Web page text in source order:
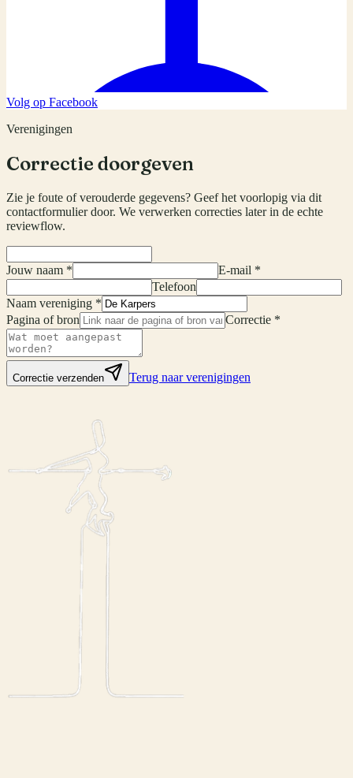
Volg op Facebook
Verenigingen
Correctie doorgeven
Zie je foute of verouderde gegevens? Geef het voorlopig via dit
contactformulier door. We verwerken correcties later in de echte
reviewflow.
Jouw naam *
E-mail *
Telefoon
Naam vereniging *
Pagina of bron
Correctie *
Correctie verzenden Terug naar verenigingen